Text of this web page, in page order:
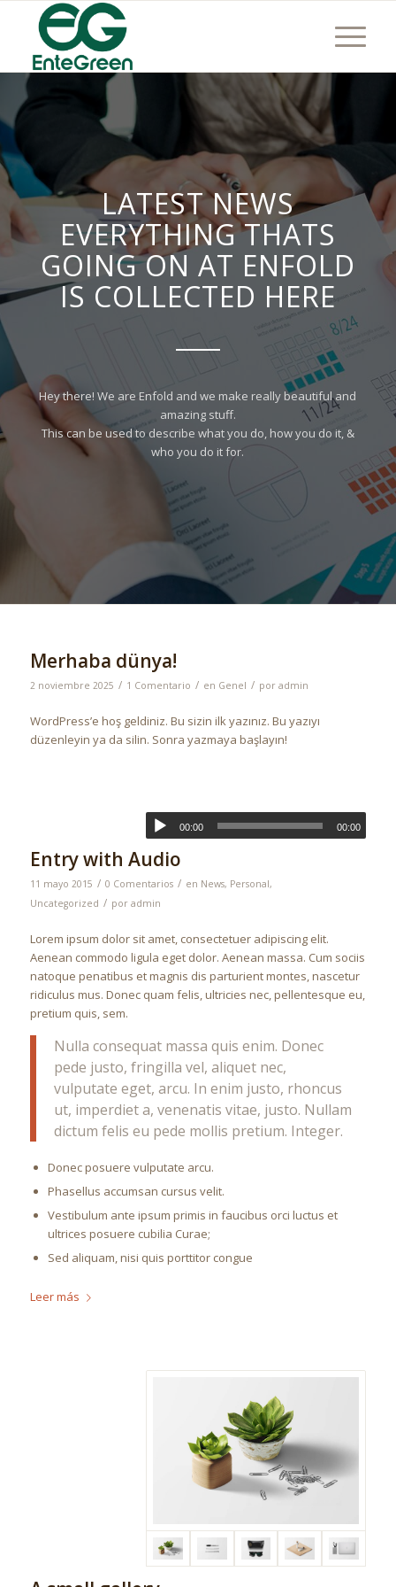
LATEST NEWS
EVERYTHING THATS
GOING ON AT ENFOLD
IS COLLECTED HERE
Hey there! We are Enfold and we make really beautiful and
amazing stuff.
This can be used to describe what you do, how you do it, &
who you do it for.
Merhaba dünya!
2 noviembre 2025 / 1 Comentario / en Genel / por admin
WordPress’e hoş geldiniz. Bu sizin ilk yazınız. Bu yazıyı
düzenleyin ya da silin. Sonra yazmaya başlayın!
00:00 00:00
Entry with Audio
11 mayo 2015 / 0 Comentarios / en News, Personal,
Uncategorized / por admin
Lorem ipsum dolor sit amet, consectetuer adipiscing elit.
Aenean commodo ligula eget dolor. Aenean massa. Cum sociis
natoque penatibus et magnis dis parturient montes, nascetur
ridiculus mus. Donec quam felis, ultricies nec, pellentesque eu,
pretium quis, sem.
Nulla consequat massa quis enim. Donec
pede justo, fringilla vel, aliquet nec,
vulputate eget, arcu. In enim justo, rhoncus
ut, imperdiet a, venenatis vitae, justo. Nullam
dictum felis eu pede mollis pretium. Integer.
Donec posuere vulputate arcu.
Phasellus accumsan cursus velit.
Vestibulum ante ipsum primis in faucibus orci luctus et
ultrices posuere cubilia Curae;
Sed aliquam, nisi quis porttitor congue
Leer más